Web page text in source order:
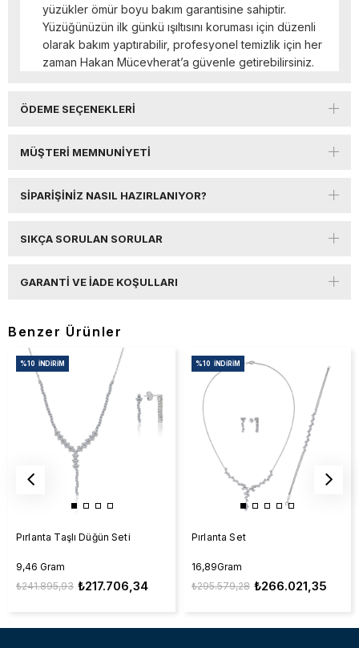
yüzükler ömür boyu bakım garantisine sahiptir.
Yüzüğünüzün ilk günkü ışıltısını koruması için düzenli
olarak bakım yaptırabilir, profesyonel temizlik için her
zaman Hakan Mücevherat’a güvenle getirebilirsiniz.
ÖDEME SEÇENEKLERI
MÜŞTERI MEMNUNIYETI
SIPARIŞINIZ NASIL HAZIRLANIYOR?
SIKÇA SORULAN SORULAR
GARANTI VE İADE KOŞULLARI
Benzer Ürünler
Pırlanta Taşlı Düğün Seti
9,46 Gram
₺217.706,34
₺241.895,93
%10 İNDIRIM
Pırlanta Set
16,89Gram
₺266.021,35
₺295.579,28
%10 İNDIRIM